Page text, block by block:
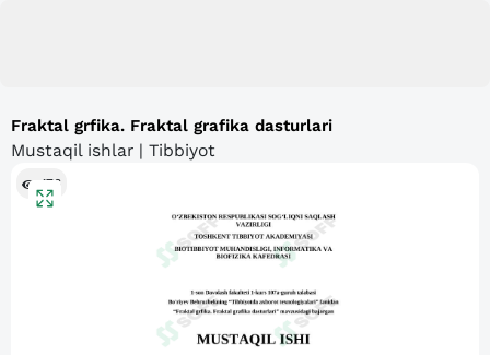
Fraktal grfika. Fraktal grafika dasturlari
Mustaqil ishlar | Tibbiyot
476